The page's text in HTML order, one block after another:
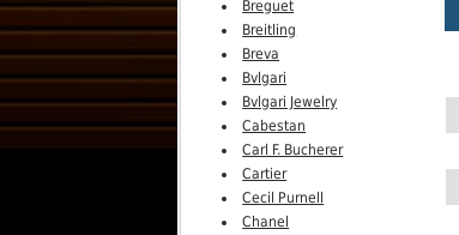
Breguet
Breitling
Breva
Bvlgari
Bvlgari Jewelry
Cabestan
Carl F. Bucherer
Cartier
Cecil Purnell
Chanel